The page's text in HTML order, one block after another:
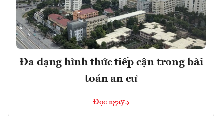
Đa dạng hình thức tiếp cận trong bài
toán an cư
Đọc ngay